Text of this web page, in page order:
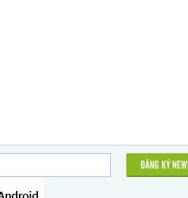
ĐĂNG KÝ